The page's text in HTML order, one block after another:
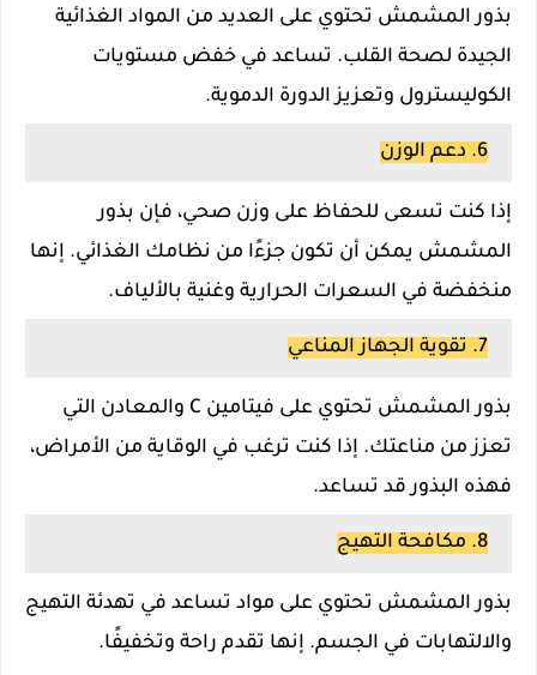
بذور المشمش تحتوي على العديد من المواد الغذائية
الجيدة لصحة القلب. تساعد في خفض مستويات
الكوليسترول وتعزيز الدورة الدموية.
6. دعم الوزن
إذا كنت تسعى للحفاظ على وزن صحي، فإن بذور
المشمش يمكن أن تكون جزءًا من نظامك الغذائي. إنها
منخفضة في السعرات الحرارية وغنية بالألياف.
7. تقوية الجهاز المناعي
بذور المشمش تحتوي على فيتامين C والمعادن التي
تعزز من مناعتك. إذا كنت ترغب في الوقاية من الأمراض،
فهذه البذور قد تساعد.
8. مكافحة التهيج
بذور المشمش تحتوي على مواد تساعد في تهدئة التهيج
والالتهابات في الجسم. إنها تقدم راحة وتخفيفًا.